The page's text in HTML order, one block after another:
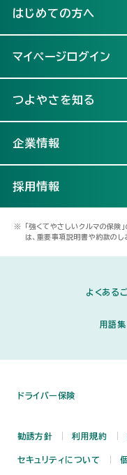
はじめての方へ
マイページログイン
つよやさを知る
企業情報
採用情報
※
「強くてやさしいクルマの保険
は、重要事項説明書や約款のし
よくある
用語集
ドライバー保険
勧誘方針 利用規約
セキュリティについて